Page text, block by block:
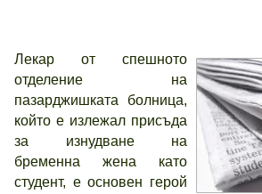
Лекар от спешното
отделение на
пазарджишката болница,
който е излежал присъда
за изнудване на
бременна жена като
студент, е основен герой